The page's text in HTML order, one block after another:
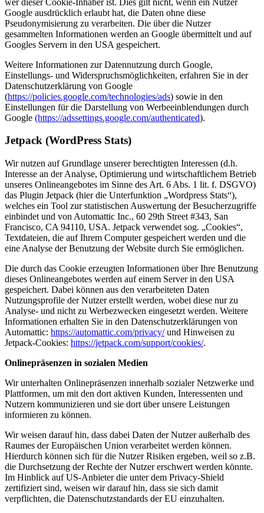
Google ausdrücklich erlaubt hat, die Daten ohne diese
Pseudonymisierung zu verarbeiten. Die über die Nutzer
gesammelten Informationen werden an Google übermittelt und auf
Googles Servern in den USA gespeichert.
Weitere Informationen zur Datennutzung durch Google,
Einstellungs- und Widerspruchsmöglichkeiten, erfahren Sie in der
Datenschutzerklärung von Google
(https://policies.google.com/technologies/ads) sowie in den
Einstellungen für die Darstellung von Werbeeinblendungen durch
Google (https://adssettings.google.com/authenticated).
Jetpack (WordPress Stats)
Wir nutzen auf Grundlage unserer berechtigten Interessen (d.h.
Interesse an der Analyse, Optimierung und wirtschaftlichem Betrieb
unseres Onlineangebotes im Sinne des Art. 6 Abs. 1 lit. f. DSGVO)
das Plugin Jetpack (hier die Unterfunktion „Wordpress Stats“),
welches ein Tool zur statistischen Auswertung der Besucherzugriffe
einbindet und von Automattic Inc., 60 29th Street #343, San
Francisco, CA 94110, USA. Jetpack verwendet sog. „Cookies“,
Textdateien, die auf Ihrem Computer gespeichert werden und die
eine Analyse der Benutzung der Website durch Sie ermöglichen.
Die durch das Cookie erzeugten Informationen über Ihre Benutzung
dieses Onlineangebotes werden auf einem Server in den USA
gespeichert. Dabei können aus den verarbeiteten Daten
Nutzungsprofile der Nutzer erstellt werden, wobei diese nur zu
Analyse- und nicht zu Werbezwecken eingesetzt werden. Weitere
Informationen erhalten Sie in den Datenschutzerklärungen von
Automattic: https://automattic.com/privacy/und Hinweisen zu
Jetpack-Cookies: https://jetpack.com/support/cookies/.
Onlinepräsenzen in sozialen Medien
Wir unterhalten Onlinepräsenzen innerhalb sozialer Netzwerke und
Plattformen, um mit den dort aktiven Kunden, Interessenten und
Nutzern kommunizieren und sie dort über unsere Leistungen
informieren zu können.
Wir weisen darauf hin, dass dabei Daten der Nutzer außerhalb des
Raumes der Europäischen Union verarbeitet werden können.
Hierdurch können sich für die Nutzer Risiken ergeben, weil so z.B.
die Durchsetzung der Rechte der Nutzer erschwert werden könnte.
Im Hinblick auf US-Anbieter die unter dem Privacy-Shield
zertifiziert sind, weisen wir darauf hin, dass sie sich damit
verpflichten, die Datenschutzstandards der EU einzuhalten.